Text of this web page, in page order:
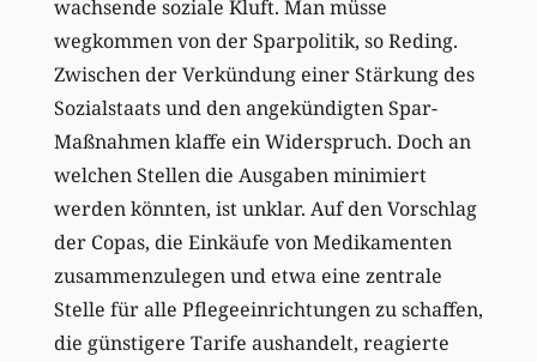
wachsende soziale Kluft. Man müsse
wegkommen von der Sparpolitik, so Reding.
Zwischen der Verkündung einer Stärkung des
Sozialstaats und den angekündigten Spar-
Maßnahmen klaffe ein Widerspruch. Doch an
welchen Stellen die Ausgaben minimiert
werden könnten, ist unklar. Auf den Vorschlag
der Copas, die Einkäufe von Medikamenten
zusammenzulegen und etwa eine zentrale
Stelle für alle Pflegeeinrichtungen zu schaffen,
die günstigere Tarife aushandelt, reagierte